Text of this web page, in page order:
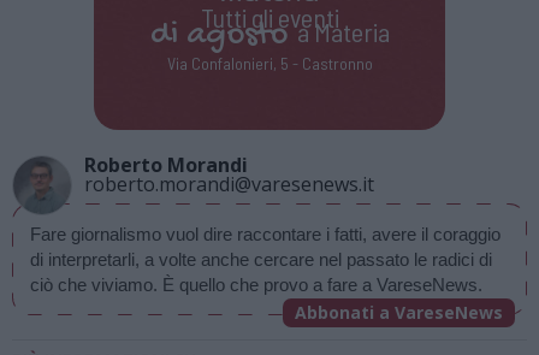
Tutti gli eventi
di agostoa Materia
Via Confalonieri, 5 - Castronno
Roberto Morandi
roberto.morandi@varesenews.it
Fare giornalismo vuol dire raccontare i fatti, avere il coraggio
di interpretarli, a volte anche cercare nel passato le radici di
ciò che viviamo. È quello che provo a fare a VareseNews.
Abbonati a VareseNews